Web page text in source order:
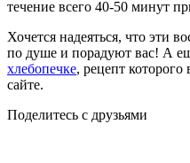
течение всего 40-50 минут
Хочется надеяться, что эти
по душе и порадуют вас! А
хлебопечке, рецепт
сайте.
Поделитесь с друзьями